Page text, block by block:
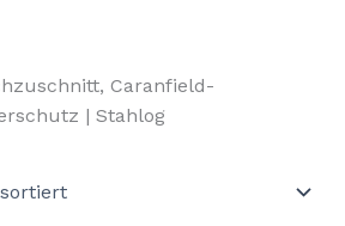
Caranfield-
| Stahlog